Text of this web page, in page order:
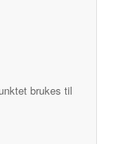
brukes til